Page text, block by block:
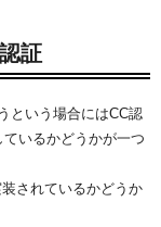
証
という場合にはCC認
いるかどうかが一つ
されているかどうか